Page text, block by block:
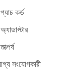
কর্ড
সংযোগকারী